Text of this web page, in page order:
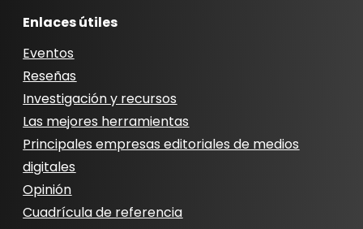
Enlaces útiles
Eventos
Reseñas
Investigación y recursos
Las mejores herramientas
Principales empresas editoriales de medios
digitales
Opinión
Cuadrícula de referencia